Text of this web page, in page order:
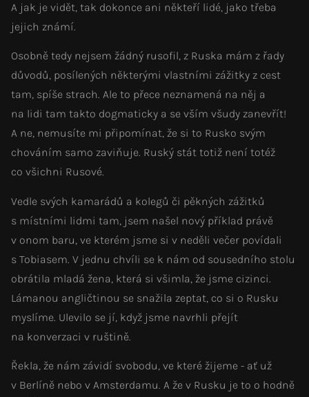
A jak je vidět, tak dokonce ani někteří lidé, jako třeba
jejich známí.
Osobně tedy nejsem žádný rusofil, z Ruska mám z řady
důvodů, posílených některými vlastními zážitky z cest
tam, spíše strach. Ale to přece neznamená na něj a
na lidi tam takto dogmaticky a se vším všudy zanevřít!
A ne, nemusíte mi připomínat, že si to Rusko svým
chováním samo zaviňuje. Ruský stát totiž není totéž
co všichni Rusové.
Vedle svých kamarádů a kolegů či pěkných zážitků
s místními lidmi tam, jsem našel nový příklad právě
v onom baru, ve kterém jsme si v neděli večer povídali
s Tobiasem. V jednu chvíli se k nám od sousedního stolu
obrátila mladá žena, která si všimla, že jsme cizinci.
Lámanou angličtinou se snažila zeptat, co si o Rusku
myslíme. Ulevilo se jí, když jsme navrhli přejít
na konverzaci v ruštině.
Řekla, že nám závidí svobodu, ve které žijeme - ať už
v Berlíně nebo v Amsterdamu. A že v Rusku je to o hodně